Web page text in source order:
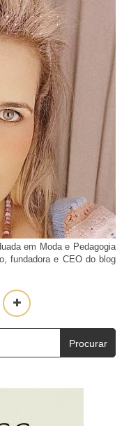
em Moda e Pedagogia
fundadora e CEO do blog
Procurar